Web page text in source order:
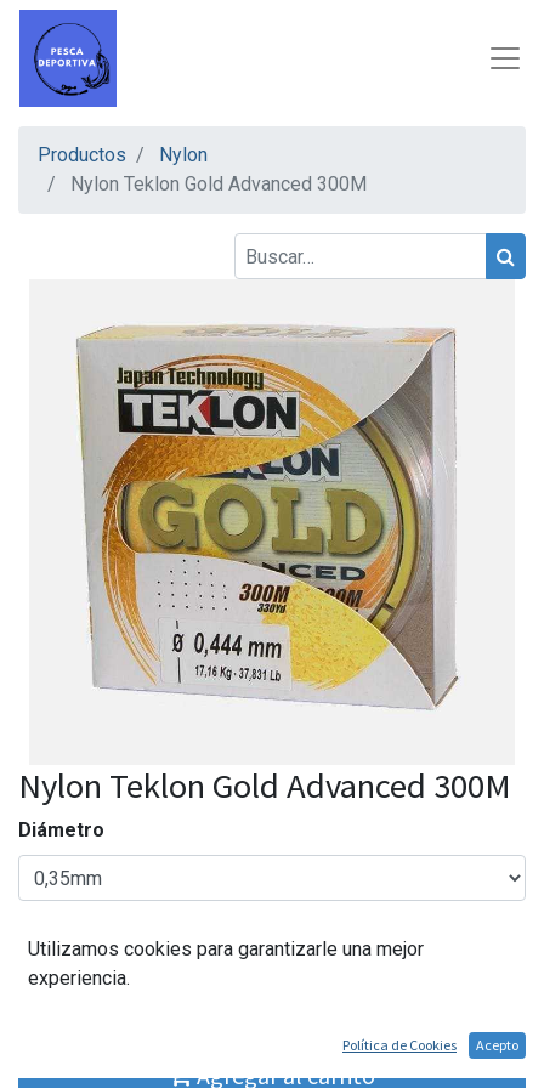
Productos
Nylon
Nylon Teklon Gold Advanced 300M
Nylon Teklon Gold Advanced 300M
Diámetro
16,50€
Agregar al carrito
Utilizamos cookies para garantizarle una mejor
experiencia.
Política de Cookies Acepto